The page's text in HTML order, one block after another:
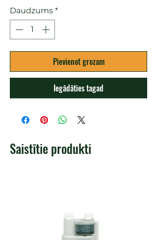
Daudzums *
Pievienot grozam
Iegādāties tagad
Saistītie produkti